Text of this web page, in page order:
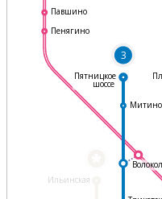
Ильинская
3
Митино
Павшино
Пенягино
Пятницкое
шоссе